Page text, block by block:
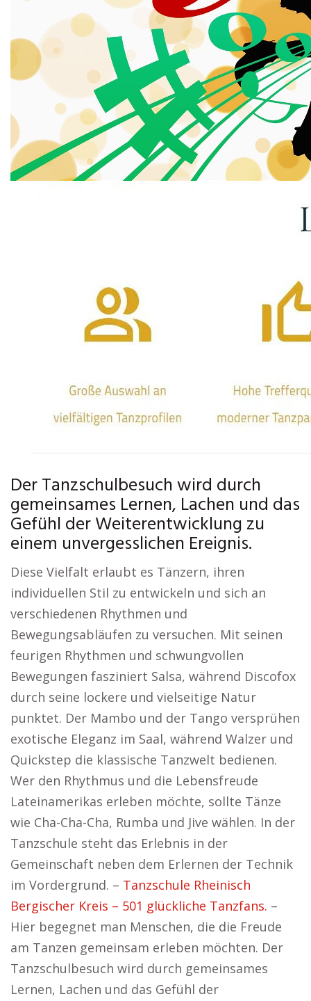
Der Tanzschulbesuch wird durch
gemeinsames Lernen, Lachen und das
Gefühl der Weiterentwicklung zu
einem unvergesslichen Ereignis.
Diese Vielfalt erlaubt es Tänzern, ihren
individuellen Stil zu entwickeln und sich an
verschiedenen Rhythmen und
Bewegungsabläufen zu versuchen. Mit seinen
feurigen Rhythmen und schwungvollen
Bewegungen fasziniert Salsa, während Discofox
durch seine lockere und vielseitige Natur
punktet. Der Mambo und der Tango versprühen
exotische Eleganz im Saal, während Walzer und
Quickstep die klassische Tanzwelt bedienen.
Wer den Rhythmus und die Lebensfreude
Lateinamerikas erleben möchte, sollte Tänze
wie Cha-Cha-Cha, Rumba und Jive wählen. In der
Tanzschule steht das Erlebnis in der
Gemeinschaft neben dem Erlernen der Technik
im Vordergrund. – Tanzschule Rheinisch
Bergischer Kreis – 501 glückliche Tanzfans. –
Hier begegnet man Menschen, die die Freude
am Tanzen gemeinsam erleben möchten. Der
Tanzschulbesuch wird durch gemeinsames
Lernen, Lachen und das Gefühl der